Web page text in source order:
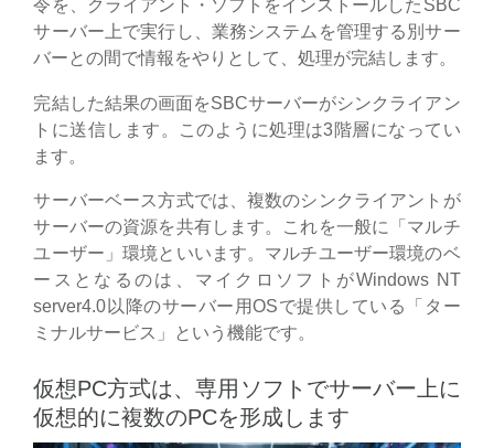
令を、クライアント・ソフトをインストールしたSBC
サーバー上で実行し、業務システムを管理する別サー
バーとの間で情報をやりとして、処理が完結します。
完結した結果の画面をSBCサーバーがシンクライアン
トに送信します。このように処理は3階層になってい
ます。
サーバーベース方式では、複数のシンクライアントが
サーバーの資源を共有します。これを一般に「マルチ
ユーザー」環境といいます。マルチユーザー環境のベ
ースとなるのは、マイクロソフトがWindows NT
server4.0以降のサーバー用OSで提供している「ター
ミナルサービス」という機能です。
仮想PC方式は、専用ソフトでサーバー上に
仮想的に複数のPCを形成します